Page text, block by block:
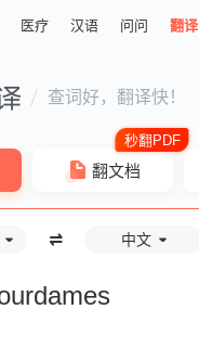
医疗 汉语 问问 翻译
查词好，翻译快！
翻文档
中文